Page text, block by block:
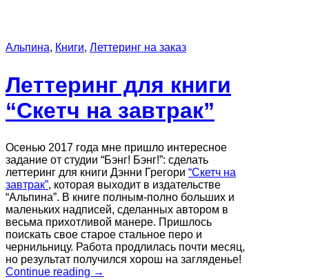
Альпина, Книги, Леттеринг на заказ
Леттеринг для книги
“Скетч на завтрак”
Осенью 2017 года мне пришло интересное
задание от студии “Бэнг! Бэнг!”: сделать
леттеринг для книги Дэнни Грегори “Скетч на
завтрак”, которая выходит в издательстве
“Альпина”. В книге полным-полно больших и
маленьких надписей, сделанных автором в
весьма прихотливой манере. Пришлось
поискать свое старое стальное перо и
чернильницу. Работа продлилась почти месяц,
но результат получился хорош на загляденье!
Continue reading “Леттеринг
→